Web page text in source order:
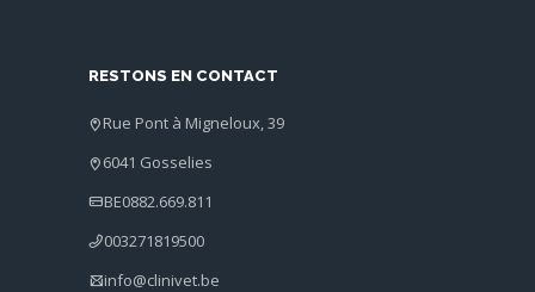
RESTONS EN CONTACT
Rue Pont à Migneloux, 39
6041 Gosselies
BE0882.669.811
003271819500
info@clinivet.be